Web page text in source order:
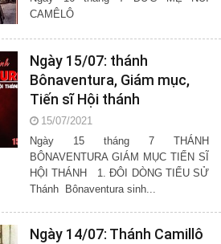
CAMÊLÔ
Ngày 15/07: thánh
Bônaventura, Giám mục,
Tiến sĩ Hội thánh
15/07/2021
Ngày 15 tháng 7 THÁNH
BÔNAVENTURA GIÁM MỤC TIẾN SĨ
HỘI THÁNH 1. ĐÔI DÒNG TIỂU SỬ
Thánh Bônaventura sinh...
Ngày 14/07: Thánh Camillô